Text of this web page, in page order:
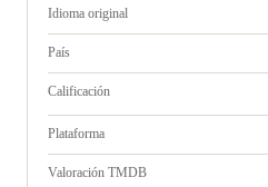
Idioma original
País
Calificación
Plataforma
Valoración TMDB